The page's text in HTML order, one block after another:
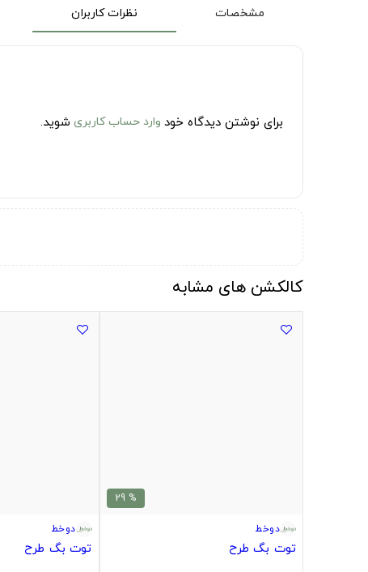
مشخصات نظرات کاربران
برای نوشتن دیدگاه خود وارد حساب کاربری شوید.
کالکشن های مشابه
% 29
دوخط
توت بگ طرح
دوخط
توت بگ طرح